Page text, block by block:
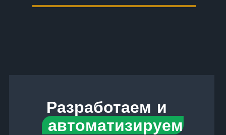
Разработаем
автоматизируем
и